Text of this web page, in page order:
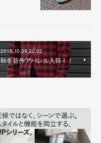
2015.10.09 22:02
秋冬新作アパレル入荷！！